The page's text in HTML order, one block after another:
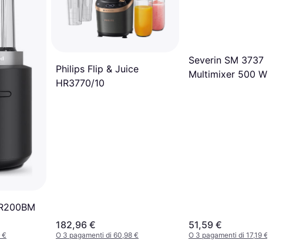
€
Philips Flip & Juice
HR3770/10
182,96 €
O 3 pagamenti di 60,98 €
Severin SM 3737
Multimixer 500 W
51,59 €
O 3 pagamenti di 17,19 €